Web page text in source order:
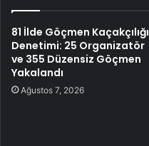
81 İlde Göçmen Kaçakçılığı
Denetimi: 25 Organizatör
ve 355 Düzensiz Göçmen
Yakalandı
Ağustos 7, 2026